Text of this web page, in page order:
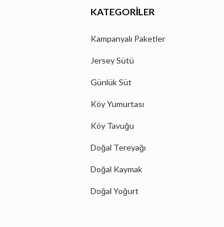
KATEGORILER
Kampanyalı Paketler
Jersey Sütü
Günlük Süt
Köy Yumurtası
Köy Tavuğu
Doğal Tereyağı
Doğal Kaymak
Doğal Yoğurt